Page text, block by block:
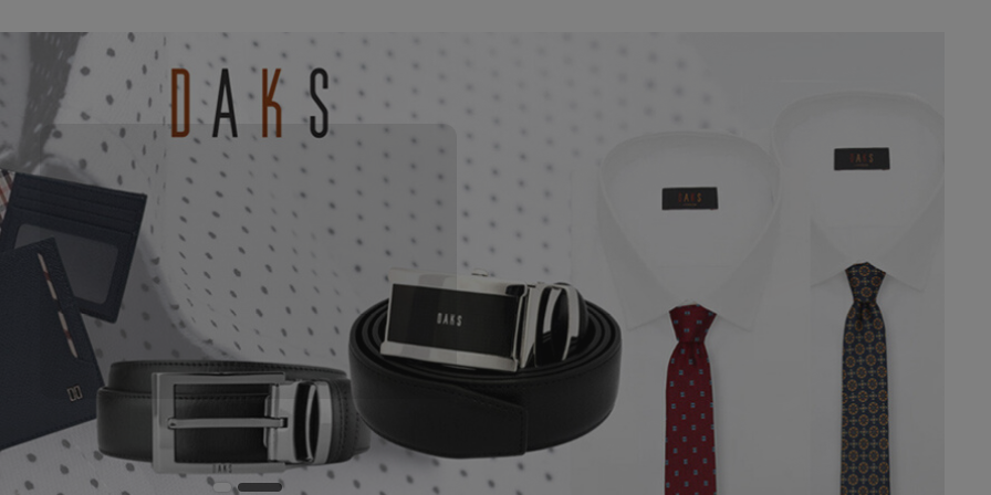
GET UP TO 90%
DAKS 클리어런스
DAKS 면세점 이월재고 특가
GOTO SHOP